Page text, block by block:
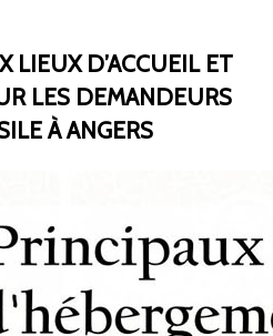
LIEUX D’ACCUEIL ET
LES DEMANDEURS
À ANGERS